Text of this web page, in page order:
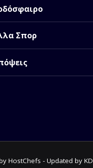
Σπορ
HostChefs - Updated by KD